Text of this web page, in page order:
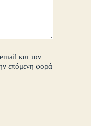
και τον
επόμενη φορά